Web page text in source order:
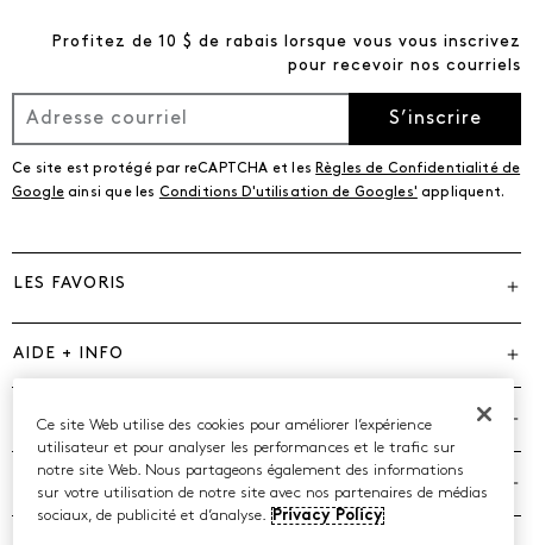
Profitez de 10 $ de rabais lorsque vous vous inscrivez
pour recevoir nos courriels
S’inscrire
Ce site est protégé par reCAPTCHA et les Règles de Confidentialité de
Googleainsi que les Conditions D'utilisation de Googles' appliquent.
LES FAVORIS
AIDE + INFO
MARQUES
Ce site Web utilise des cookies pour améliorer l’expérience
utilisateur et pour analyser les performances et le trafic sur
notre site Web. Nous partageons également des informations
sur votre utilisation de notre site avec nos partenaires de médias
sociaux, de publicité et d’analyse. Privacy Policy